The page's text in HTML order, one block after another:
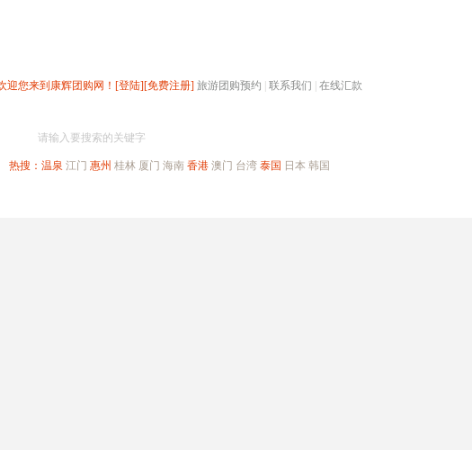
迎您来到康辉团购网！ [登陆][免费注册] 旅游团购预约 联系我们 在线汇款
请输入要搜索的关键字
热搜： 温泉 江门 惠州 桂林 厦门 海南 香港 澳门 台湾 泰国 日本 韩国